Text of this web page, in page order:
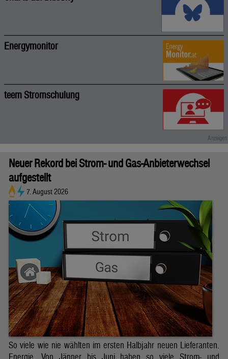
Energymonitor
teem Stromschulung
Neuer Rekord bei Strom- und Gas-Anbieterwechsel
aufgestellt
7. August 2026
So viele wie nie wählten im ersten Halbjahr neuen Lieferanten.
Energie. Von Jänner bis Juni haben so viele Strom- und